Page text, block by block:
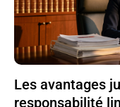
Les avantages
responsabilité